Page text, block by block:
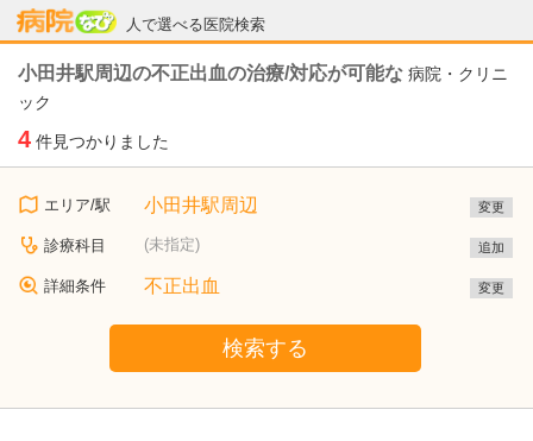
人で選べる医院検索
病院なび
小田井駅周辺の不正出血の治療/対応が可能な 病院・クリニ
ック
4 件見つかりました
エリア/駅 小田井駅周辺 変更
診療科目 (未指定) 追加
詳細条件 不正出血 変更
検索する